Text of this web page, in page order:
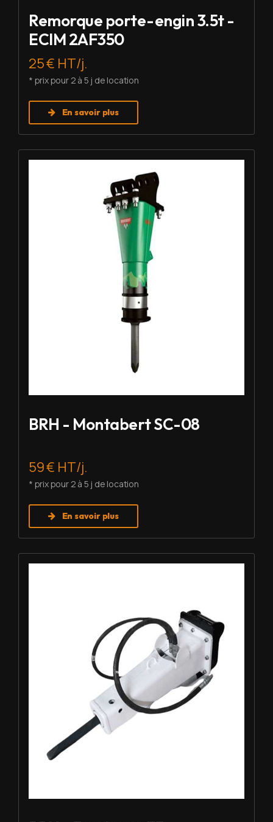
Remorque porte-engin 3.5t -
ECIM 2AF350
25 € HT/j.
* prix pour 2 à 5 j de location
En savoir plus
BRH - Montabert SC-08
59 € HT/j.
* prix pour 2 à 5 j de location
En savoir plus
Louer BRH - Montabert SC-08
Louer BRH - Furukawa F3